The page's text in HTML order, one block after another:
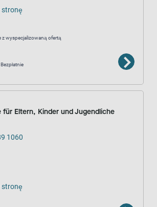
stronę
z wyspecjalizowaną ofertą
Bezpłatnie
für Eltern, Kinder und Jugendliche
1060
stronę